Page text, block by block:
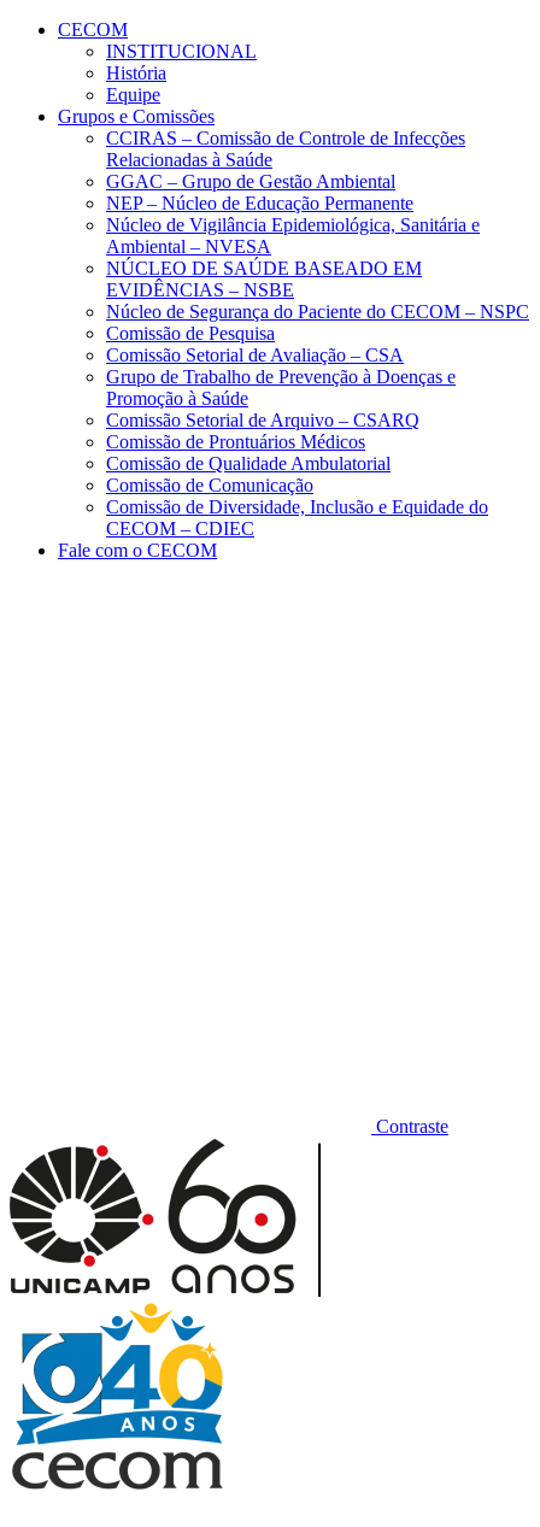
Conteúdo principal
CECOM
INSTITUCIONAL
História
Equipe
Grupos e Comissões
CCIRAS – Comissão de Controle de Infecções
Relacionadas à Saúde
GGAC – Grupo de Gestão Ambiental
NEP – Núcleo de Educação Permanente
Núcleo de Vigilância Epidemiológica, Sanitária e
Ambiental – NVESA
NÚCLEO DE SAÚDE BASEADO EM
EVIDÊNCIAS – NSBE
Núcleo de Segurança do Paciente do CECOM – NSPC
Comissão de Pesquisa
Comissão Setorial de Avaliação – CSA
Grupo de Trabalho de Prevenção à Doenças e
Promoção à Saúde
Comissão Setorial de Arquivo – CSARQ
Comissão de Prontuários Médicos
Comissão de Qualidade Ambulatorial
Comissão de Comunicação
Comissão de Diversidade, Inclusão e Equidade do
CECOM – CDIEC
Fale com o CECOM
Contraste